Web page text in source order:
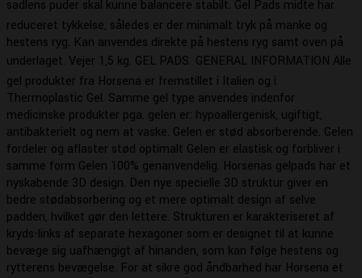
sadlens puder skal kunne balancere stabilt. Gel Pads midte har
reduceret tykkelse, således er der minimalt tryk på manke og
hestens ryg. Kan anvendes direkte på hestens ryg samt oven på
underlaget. Vejer 1,5 kg. GEL PADS  GENERAL INFORMATION Alle
gel produkter fra Horsena er fremstillet i Italien og i
Thermoplastic Gel. Samme gel type anvendes indenfor
medicinske produkter pga. gelen er: hypoallergenisk, ugiftigt,
antibakterielt og nem at vaske. Gelen er stød absorberende. Gelen
fordeler og aflaster stød optimalt Gelen er elastisk og forbliver i
samme form Gelen 100% genanvendelig. Horsenas gelpads har et
nyskabende 3D design. Den nye specielle 3D struktur giver en
bedre stødabsorbering og et mere optimalt design af selve
padden, hvilket gør den lettere. Strukturen er karakteriseret af
kryds-links af separate hexagoner som er designet til at kunne
bevæge sig uafhængigt af hinanden, som kan følge hestens og
rytterens bevægelse. For at sikre god åndbarhed har Horsena et